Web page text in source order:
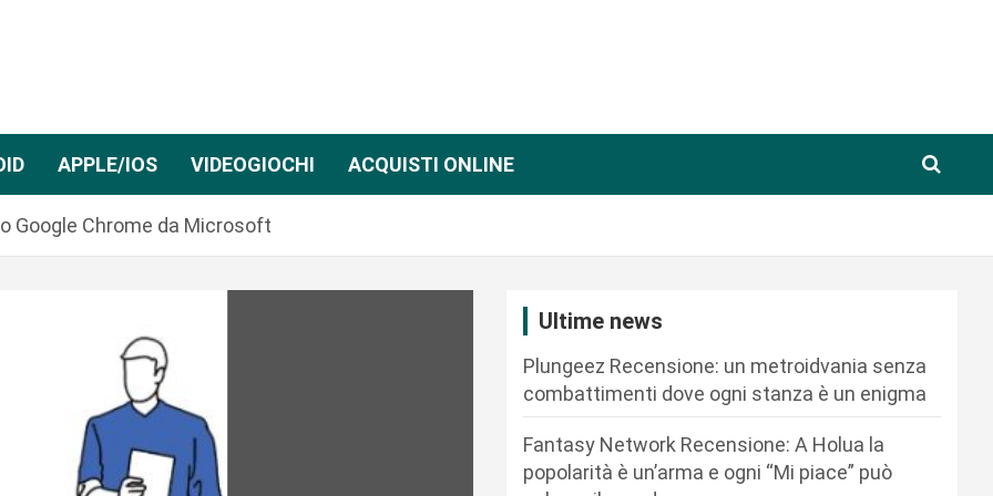
APPLE/IOS VIDEOGIOCHI ACQUISTI ONLINE
Google Chrome da Microsoft
Ultime news
Plungeez Recensione: un metroidvania senza
combattimenti dove ogni stanza è un enigma
Fantasy Network Recensione: A Holua la
popolarità è un’arma e ogni “Mi piace” può